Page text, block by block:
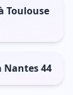
Toulouse
44